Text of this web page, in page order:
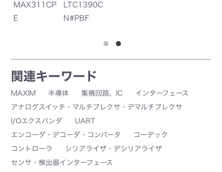
MAX311CP
E
LTC1390C
N#PBF
関連キーワード
MAXIM 半導体 集積回路、IC
インターフェース
アナログスイッチ・マルチプレクサ・デマルチプレクサ
I/Oエクスパンダ
UART
エンコーダ・デコーダ・コンバータ
コーデック
コントローラ
シリアライザ・デシリアライザ
センサ・検出器インターフェース